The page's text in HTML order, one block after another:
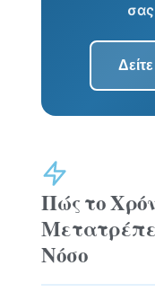
Πώς το
Νόσο